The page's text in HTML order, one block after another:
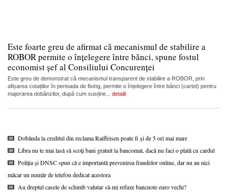
Este foarte greu de afirmat că mecanismul de stabilire a
ROBOR permite o înțelegere între bănci, spune fostul
economist șef al Consiliului Concurenței
Este greu de demonstrat că mecanismul transparent de stabilire a ROBOR, prin
afișarea cotațiilor în perioada de fixing, permite o înțelegere între bănci (cartel) pentru
majorarea dobânzilor, după cum susține... detalii
Dobânda la creditul din reclama Raiffeisen poate fi și de 5 ori mai mare
Libra nu te mai lasă să scoți bani gratuit la bancomat, dacă nu faci o plată cu cardul
Poliția și DNSC spun că e importantă prevenirea fraudelor online, dar nu au nici
măcar un număr de telefon dedicat acestora
Au dreptul casele de schimb valutar să-mi refuze bancnote euro vechi?